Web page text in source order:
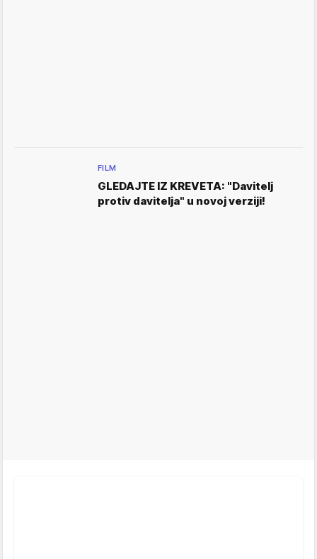
FILM
GLEDAJTE IZ KREVETA: "Davitelj
protiv davitelja" u novoj verziji!